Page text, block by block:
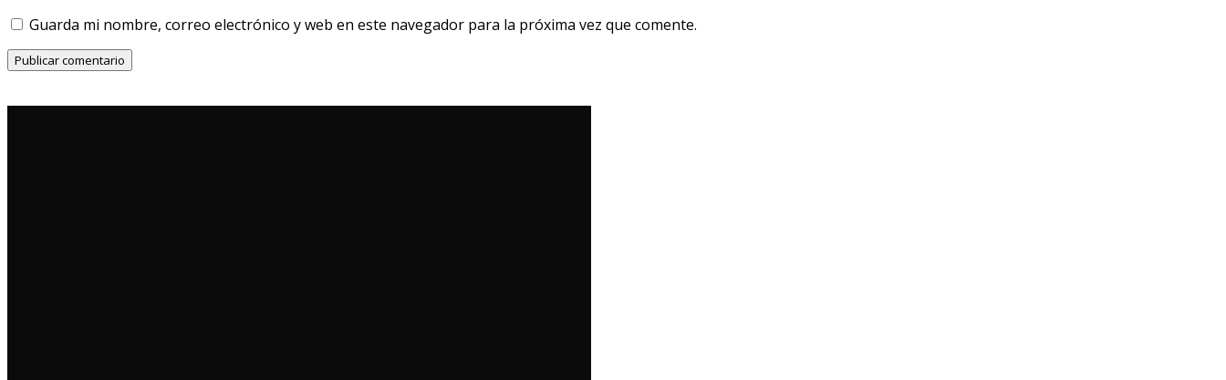
Guarda mi nombre, correo electrónico y web en este navegador para la próxima vez que comente.